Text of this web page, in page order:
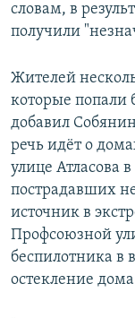
Все сайты
словам, в
получили
Жителей
которые попали
добавил
речь идёт о
улице Атласова
пострадавших
источник в
Профсоюзной
беспилотника в
остекление